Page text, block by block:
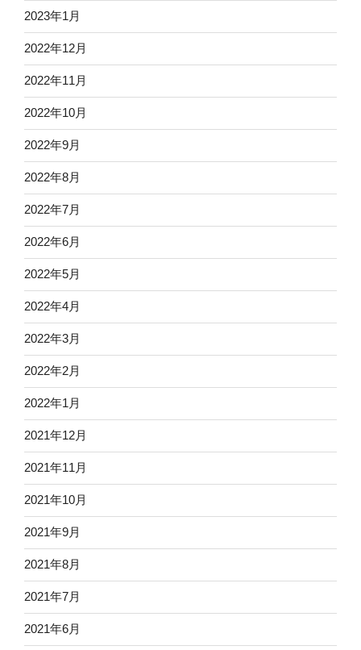
2023年1月
2022年12月
2022年11月
2022年10月
2022年9月
2022年8月
2022年7月
2022年6月
2022年5月
2022年4月
2022年3月
2022年2月
2022年1月
2021年12月
2021年11月
2021年10月
2021年9月
2021年8月
2021年7月
2021年6月